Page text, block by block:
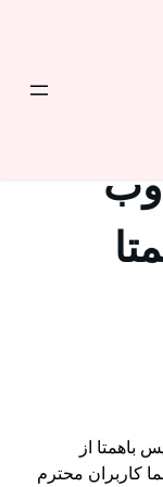
وب
باهمتا از
کاربران محترم